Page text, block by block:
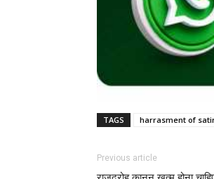
TAGS harrasment of
Previous article